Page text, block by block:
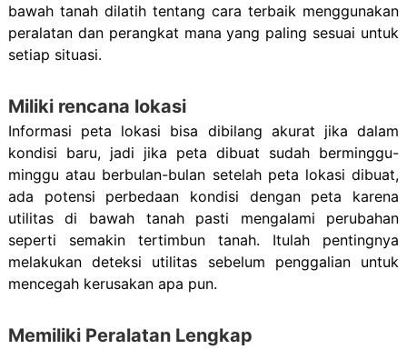
bawah tanah dilatih tentang cara terbaik menggunakan
peralatan dan perangkat mana yang paling sesuai untuk
setiap situasi.
Miliki rencana lokasi
Informasi peta lokasi bisa dibilang akurat jika dalam
kondisi baru, jadi jika peta dibuat sudah berminggu-
minggu atau berbulan-bulan setelah peta lokasi dibuat,
ada potensi perbedaan kondisi dengan peta karena
utilitas di bawah tanah pasti mengalami perubahan
seperti semakin tertimbun tanah. Itulah pentingnya
melakukan deteksi utilitas sebelum penggalian untuk
mencegah kerusakan apa pun.
Memiliki Peralatan Lengkap